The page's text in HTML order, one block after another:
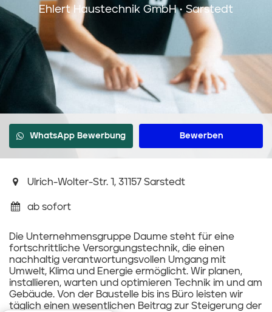
Ehlert Haustechnik GmbH • Sarstedt
WhatsApp Bewerbung Bewerben
Ulrich-Wolter-Str. 1, 31157 Sarstedt
ab sofort
Die Unternehmensgruppe Daume steht für eine
fortschrittliche Versorgungstechnik, die einen
nachhaltig verantwortungsvollen Umgang mit
Umwelt, Klima und Energie ermöglicht. Wir planen,
installieren, warten und optimieren Technik im und am
Gebäude. Von der Baustelle bis ins Büro leisten wir
täglich einen wesentlichen Beitrag zur Steigerung der